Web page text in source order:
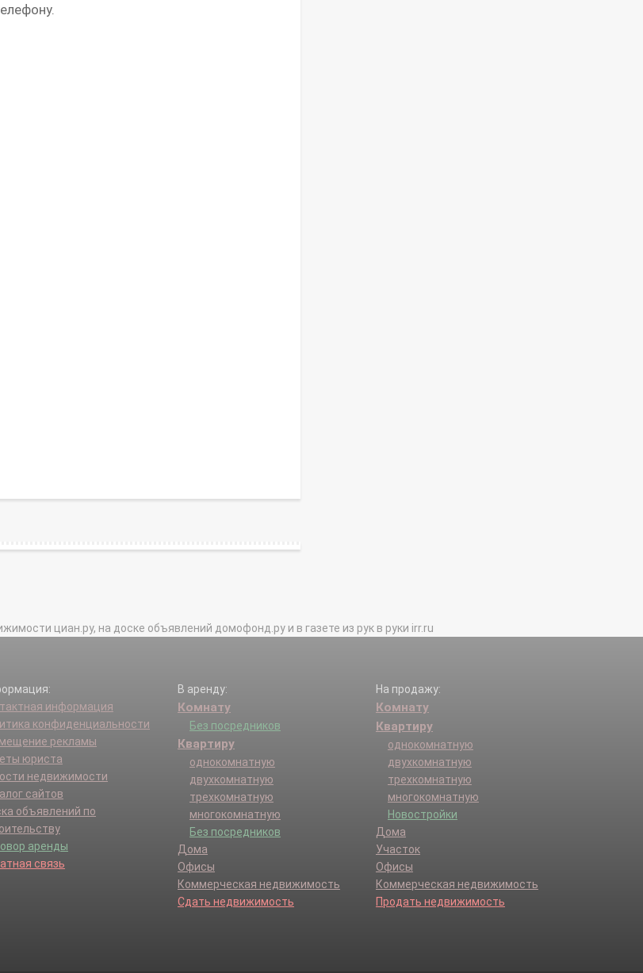
циан.ру, на доске объявлений домофонд.ру и в газете из рук в руки irr.ru
информация
конфиденциальности
рекламы
юриста
недвижимости
сайтов
объявлений по
аренды
связь
В аренду:
Комнату
Без посредников
Квартиру
однокомнатную
двухкомнатную
трехкомнатную
многокомнатную
Без посредников
Дома
Офисы
Коммерческая недвижимость
Сдать недвижимость
На продажу:
Комнату
Квартиру
однокомнатную
двухкомнатную
трехкомнатную
многокомнатную
Новостройки
Дома
Участок
Офисы
Коммерческая недвижимость
Продать недвижимость